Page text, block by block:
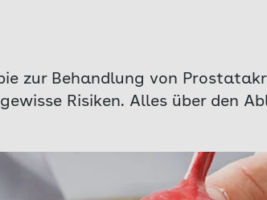
zur Behandlung von
Risiken. Alles über den